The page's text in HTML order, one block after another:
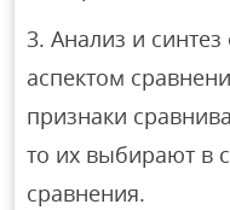
Анализ и синтез
аспектом
признаки
то их выбирают в
сравнения.